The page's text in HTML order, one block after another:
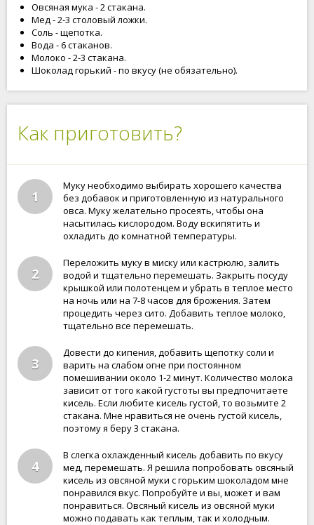
Овсяная мука - 2 стакана.
Мед - 2-3 столовый ложки.
Соль - щепотка.
Вода - 6 стаканов.
Молоко - 2-3 стакана.
Шоколад горький - по вкусу (не обязательно).
Как приготовить?
1
Муку необходимо выбирать хорошего качества
без добавок и приготовленную из натурального
овса. Муку желательно просеять, чтобы она
насытилась кислородом. Воду вскипятить и
охладить до комнатной температуры.
2
Переложить муку в миску или кастрюлю, залить
водой и тщательно перемешать. Закрыть посуду
крышкой или полотенцем и убрать в теплое место
на ночь или на 7-8 часов для брожения. Затем
процедить через сито. Добавить теплое молоко,
тщательно все перемешать.
3
Довести до кипения, добавить щепотку соли и
варить на слабом огне при постоянном
помешивании около 1-2 минут. Количество молока
зависит от того какой густоты вы предпочитаете
кисель. Если любите кисель густой, то возьмите 2
стакана. Мне нравиться не очень густой кисель,
поэтому я беру 3 стакана.
4
В слегка охлажденный кисель добавить по вкусу
мед, перемешать. Я решила попробовать овсяный
кисель из овсяной муки с горьким шоколадом мне
понравился вкус. Попробуйте и вы, может и вам
понравиться. Овсяный кисель из овсяной муки
можно подавать как теплым, так и холодным.